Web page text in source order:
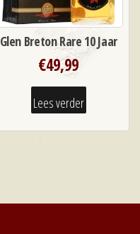
Glen Breton Rare 10 Jaar
€49,99
Lees verder